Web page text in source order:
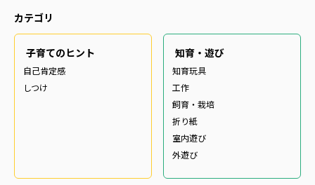
カテゴリ
子育てのヒント
自己肯定感
しつけ
知育・遊び
知育玩具
工作
飼育・栽培
折り紙
室内遊び
外遊び